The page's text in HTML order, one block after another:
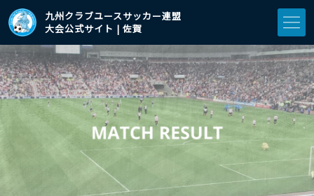
九州クラブユースサッカー連盟
大会公式サイト | 佐賀